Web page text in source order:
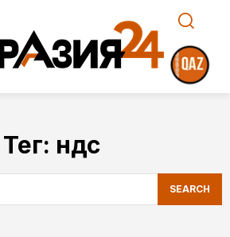
Тег: ндс
SEARCH